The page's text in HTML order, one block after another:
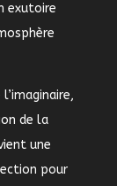
exutoire
de la
une
pour